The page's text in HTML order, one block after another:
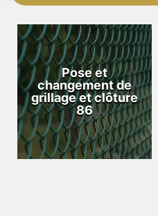
Pose et
changement de
grillage et clôture
86